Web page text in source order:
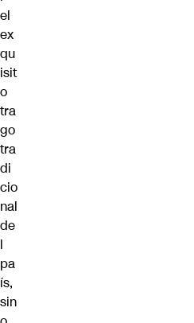
el
ex
qu
isit
o
tra
go
tra
di
cio
nal
de
l
pa
ís,
sin